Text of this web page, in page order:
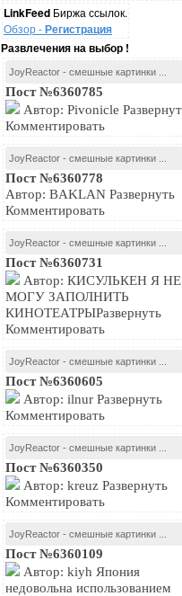
LinkFeed Биржа ссылок.
Обзор -Регистрация
Развлечения на выбор !
JoyReactor - смешные картинки ...
Пост №6360785
Автор: Pivonicle
Комментировать
JoyReactor - смешные картинки ...
Пост №6360778
Автор: BAKLAN Развернуть
Комментировать
JoyReactor - смешные картинки ...
Пост №6360731
Автор: КИСУЛЬКЕН Я НЕ
МОГУ ЗАПОЛНИТЬ
КИНОТЕАТРЫРазвернуть
Комментировать
JoyReactor - смешные картинки ...
Пост №6360605
Автор: ilnur Развернуть
Комментировать
JoyReactor - смешные картинки ...
Пост №6360350
Автор: kreuz Развернуть
Комментировать
JoyReactor - смешные картинки ...
Пост №6360109
Автор: kiyh Япония
недовольна использованием